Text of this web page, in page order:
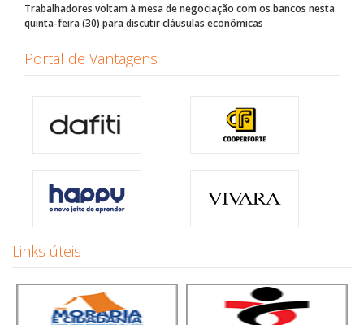
Trabalhadores voltam à mesa de negociação com os bancos nesta
quinta-feira (30) para discutir cláusulas econômicas
Portal de Vantagens
Links úteis